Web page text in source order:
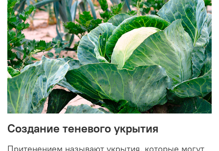
Создание теневого укрытия